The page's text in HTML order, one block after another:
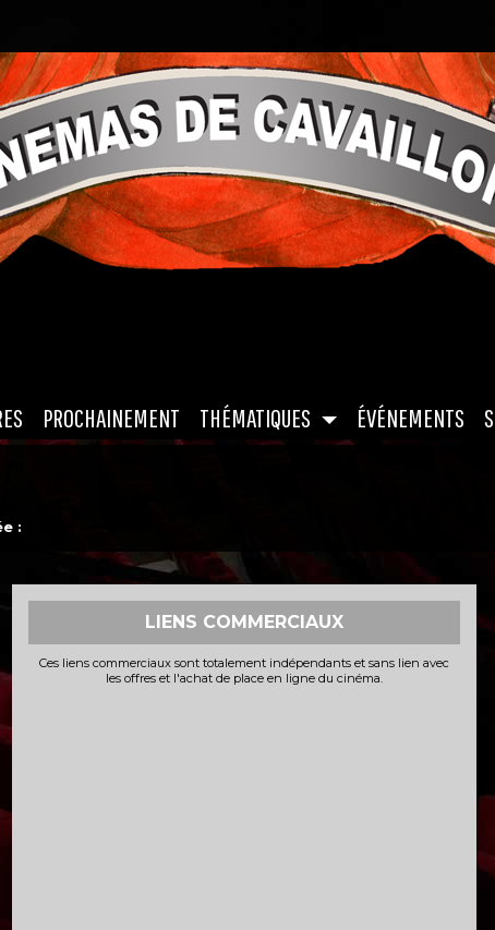
PROCHAINEMENT THÉMATIQUES ÉVÉNEMENTS
:
LIENS COMMERCIAUX
Ces liens commerciaux sont totalement indépendants et sans lien avec
les offres et l'achat de place en ligne du cinéma.